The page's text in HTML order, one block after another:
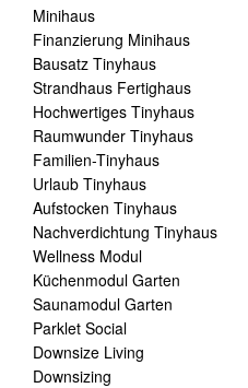
Minihaus
Finanzierung Minihaus
Bausatz Tinyhaus
Strandhaus Fertighaus
Hochwertiges Tinyhaus
Raumwunder Tinyhaus
Familien-Tinyhaus
Urlaub Tinyhaus
Aufstocken Tinyhaus
Nachverdichtung Tinyhaus
Wellness Modul
Küchenmodul Garten
Saunamodul Garten
Parklet Social
Downsize Living
Downsizing